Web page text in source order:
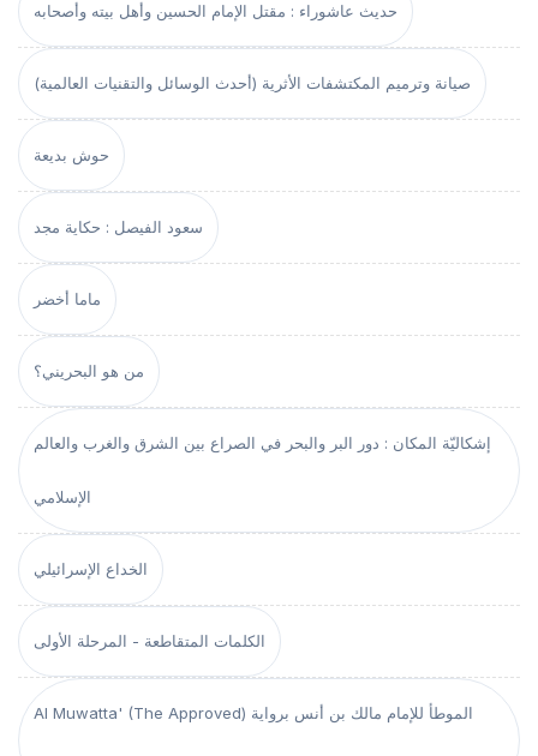
حديث عاشوراء : مقتل الإمام الحسين وأهل بيته وأصحابه
صيانة وترميم المكتشفات الأثرية (أحدث الوسائل والتقنيات العالمية)
حوش بديعة
سعود الفيصل : حكاية مجد
ماما أخضر
من هو البحريني؟
إشكاليّة المكان : دور البر والبحر في الصراع بين الشرق والغرب والعالم
الإسلامي
الخداع الإسرائيلي
الكلمات المتقاطعة - المرحلة الأولى
Al Muwatta' (The Approved) الموطأ للإمام مالك بن أنس برواية